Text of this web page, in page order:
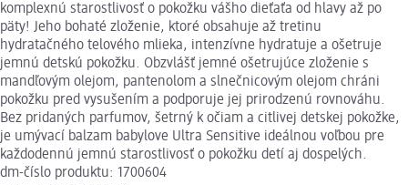
komplexnú starostlivosť o pokožku vášho dieťaťa od hlavy až po
päty! Jeho bohaté zloženie, ktoré obsahuje až tretinu
hydratačného telového mlieka, intenzívne hydratuje a ošetruje
jemnú detskú pokožku. Obzvlášť jemné ošetrujúce zloženie s
mandľovým olejom, pantenolom a slnečnicovým olejom chráni
pokožku pred vysušením a podporuje jej prirodzenú rovnováhu.
Bez pridaných parfumov, šetrný k očiam a citlivej detskej pokožke,
je umývací balzam babylove Ultra Sensitive ideálnou voľbou pre
každodennú jemnú starostlivosť o pokožku detí aj dospelých.
dm-číslo produktu: 1700604